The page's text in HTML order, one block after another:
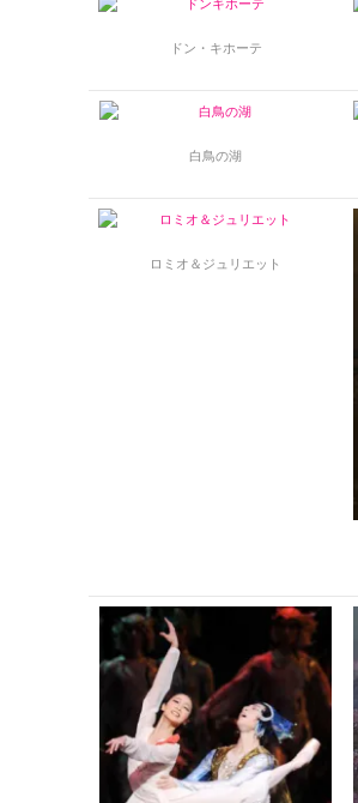
ドン・キホーテ
白鳥の湖
ロミオ＆ジュリエット